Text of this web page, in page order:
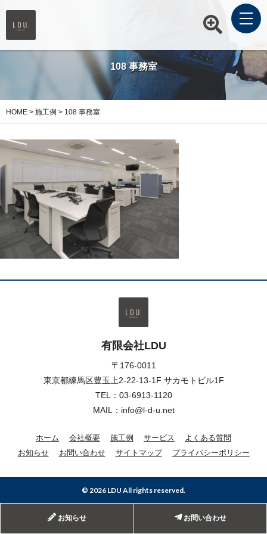
108 事務室
HOME > 施工例 > 108 事務室
有限会社LDU
〒176-0011
東京都練馬区豊玉上2-22-13-1F サカモトビル1F
TEL： 03-6913-1120
MAIL：info@l-d-u.net
ホーム 会社概要 施工例 サービス
よくある質問
お知らせ
お問い合わせ サイトマップ プライバシーポリシー
© 2026 LDU All rights reserved.
お知らせ お問い合わせ